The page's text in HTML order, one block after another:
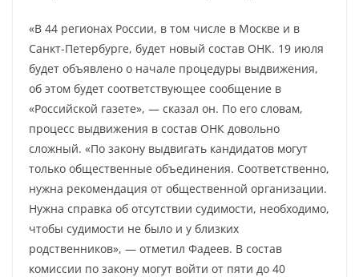
«В 44 регионах России, в том числе в Москве и в
Санкт-Петербурге, будет новый состав ОНК. 19 июля
будет объявлено о начале процедуры выдвижения,
об этом будет соответствующее сообщение в
«Российской газете», — сказал он. По его словам,
процесс выдвижения в состав ОНК довольно
сложный. «По закону выдвигать кандидатов могут
только общественные объединения. Соответственно,
нужна рекомендация от общественной организации.
Нужна справка об отсутствии судимости, необходимо,
чтобы судимости не было и у близких
родственников», — отметил Фадеев. В состав
комиссии по закону могут войти от пяти до 40